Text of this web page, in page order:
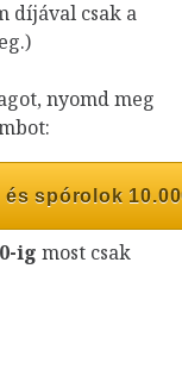
díjával csak a
nyomd meg
és spórolok
ig most csak